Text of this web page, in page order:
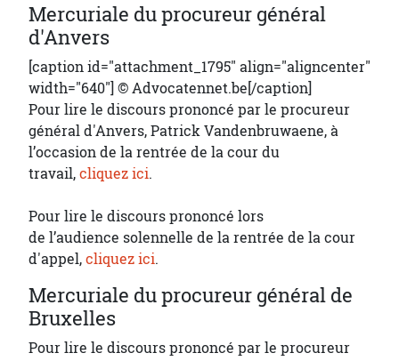
Mercuriale du procureur général
d'Anvers
[caption id="attachment_1795" align="aligncenter"
width="640"] © Advocatennet.be[/caption]
Pour lire le discours prononcé par le procureur
général d'Anvers, Patrick Vandenbruwaene, à
l’occasion de la rentrée de la cour du
travail,cliquez ici.
Pour lire le discours prononcé lors
de l’audience solennelle de la rentrée de la cour
d'appel,cliquez ici.
Mercuriale du procureur général de
Bruxelles
Pour lire le discours prononcé par le procureur